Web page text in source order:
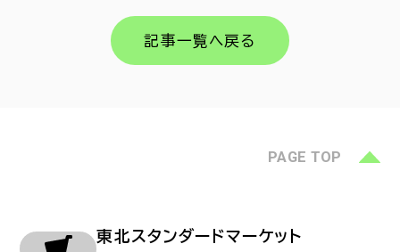
記事一覧へ戻る
PAGE TOP
東北スタンダードマーケット